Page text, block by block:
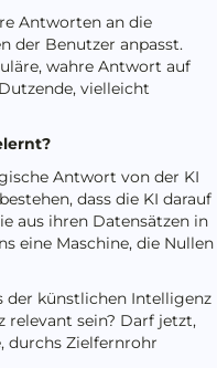
Antworten an die
der Benutzer anpasst.
wahre Antwort auf
vielleicht
Antwort von der KI
dass die KI darauf
aus ihren Datensätzen in
eine Maschine, die Nullen
der künstlichen Intelligenz
relevant sein? Darf jetzt,
durchs Zielfernrohr